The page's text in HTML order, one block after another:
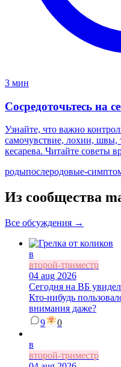
3 мин
Сосредоточьтесь на
Узнайте, что важно
самочувствие, лохии, швы,
кесарева. Читайте советы
родыпослеродовые-
Из сообщества
Все обсуждения →
в
второй-триместр
04 aug 2026
Сегодня на ВБ
Кто-нибудь
внимания даже?
9
0
в
второй-триместр